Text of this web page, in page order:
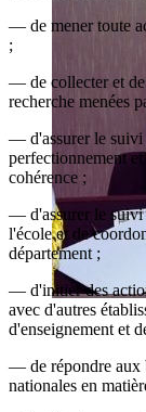
— de mener toute
;
— de collecter et
recherche menées
— d'assurer le suivi
perfectionnement et
cohérence ;
— d'assurer le suivi
l'école et de
département ;
— d'initier des
avec d'autres
d'enseignement et
— de répondre aux
nationales en